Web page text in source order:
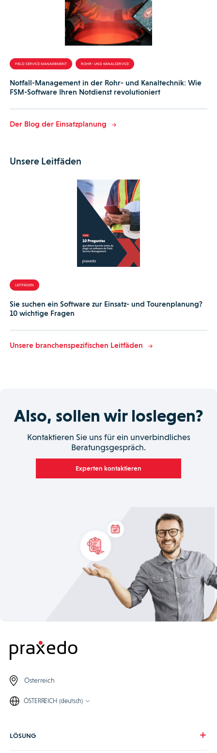
FIELD SERVICE MANAGEMENT ROHR- UND KANALSERVICE
Notfall-Management in der Rohr- und Kanaltechnik: Wie
FSM-Software Ihren Notdienst revolutioniert
Der Blog der Einsatzplanung
Unsere Leitfäden
LEITFÄDEN
Sie suchen ein Software zur Einsatz- und Tourenplanung?
10 wichtige Fragen
Unsere branchenspezifischen Leitfäden
Also, sollen wir loslegen?
Kontaktieren Sie uns für ein unverbindliches
Beratungsgespräch.
Experten kontaktieren
Österreich
ÖSTERREICH (deutsch)
LÖSUNG